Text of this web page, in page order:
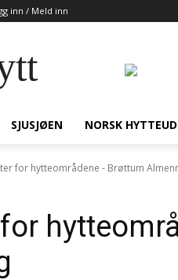
inn / Meld inn
SJUSJØEN NORSK
for hytteområdene - Brøttum